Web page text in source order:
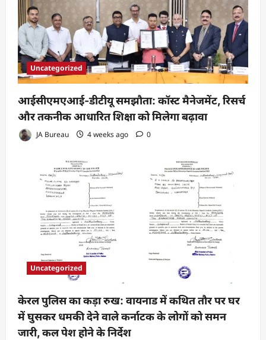
Uncategorized
आईसीएमएआई-डीटीयू समझौता: कॉस्ट मैनेजमेंट, रिसर्च
और तकनीक आधारित शिक्षा को मिलेगा बढ़ावा
JA Bureau 4 weeks ago 0
Uncategorized
केरल पुलिस का कड़ा रुख: वायनाड में कथित तौर पर घर
में घुसकर धमकी देने वाले कर्नाटक के लोगों को समन
जारी, कल पेश होने के निर्देश